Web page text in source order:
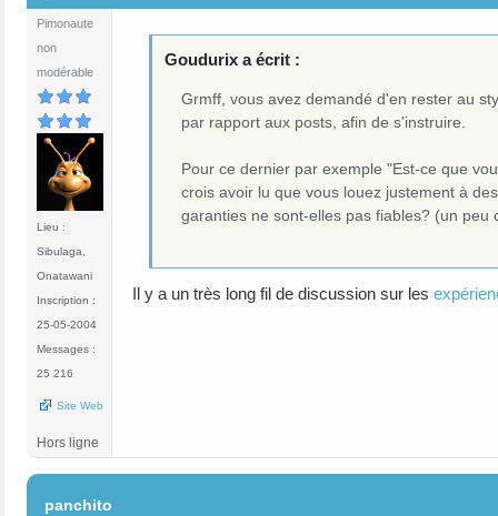
Pimonaute
non
modérable
Lieu :
Sibulaga,
Onatawani
Inscription :
25-05-2004
Messages :
25 216
Site Web
Goudurix a écrit :
Grmff, vous avez demandé d'en rester au
par rapport aux posts, afin de s'instruire.
Pour ce dernier par exemple "Est-ce que
crois avoir lu que vous louez justement à
garanties ne sont-elles pas fiables? (un peu
Il y a un très long fil de discussion sur les
Hors ligne
panchito